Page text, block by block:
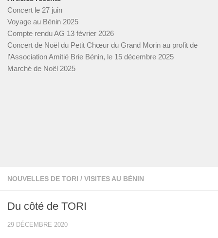
NOUVELLES DE TORI / VISITES AU BÉNIN
Du côté de TORI
29 DÉCEMBRE 2020
Concert le 27 juin
Voyage au Bénin 2025
Compte rendu AG 13 février 2026
Concert de Noël du Petit Chœur du Grand Morin au profit de
l’Association Amitié Brie Bénin, le 15 décembre 2025
Marché de Noël 2025